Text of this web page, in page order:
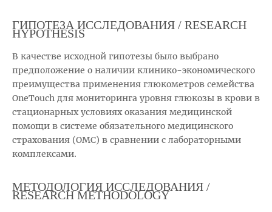
ГИПОТЕЗА ИССЛЕДОВАНИЯ / RESEARCH
HYPOTHESIS
В качестве исходной гипотезы было выбрано
предположение о наличии клинико-экономического
преимущества применения глюкометров семейства
OneTouch для мониторинга уровня глюкозы в крови в
стационарных условиях оказания медицинской
помощи в системе обязательного медицинского
страхования (ОМС) в сравнении с лабораторными
комплексами.
МЕТОДОЛОГИЯ ИССЛЕДОВАНИЯ /
RESEARCH METHODOLOGY